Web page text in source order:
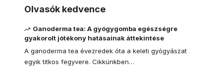
Olvasók kedvence
Ganoderma tea: A gyógygomba egészségre
gyakorolt jótékony hatásainak áttekintése
A ganoderma tea évezredek óta a keleti gyógyászat
egyik titkos fegyvere. Cikkünkben…